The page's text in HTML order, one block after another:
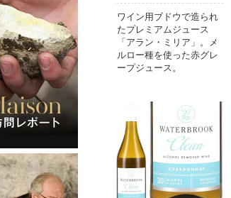
ワイン用ブドウで造られ
たプレミアムジュース
「アラン・ミリア」。メ
ルロー種を使った赤グレ
ープジュース。